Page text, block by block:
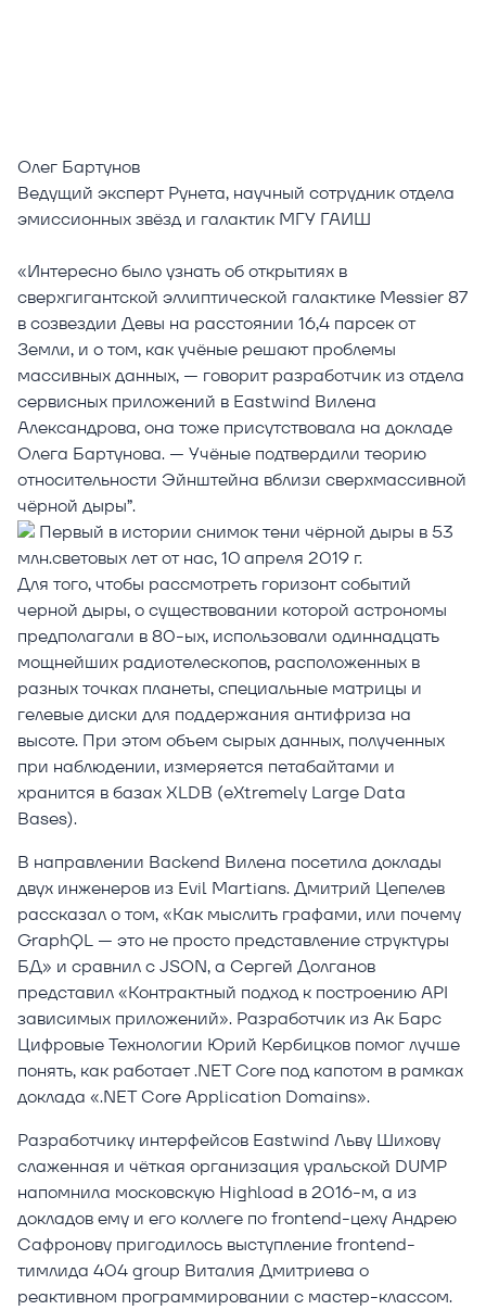
Олег Бартунов
Ведущий эксперт Рунета, научный сотрудник отдела
эмиссионных звёзд и галактик МГУ ГАИШ
«Интересно было узнать об открытиях в
сверхгигантской эллиптической галактике Messier 87
в созвездии Девы на расстоянии 16,4 парсек от
Земли, и о том, как учёные решают проблемы
массивных данных, — говорит разработчик из отдела
сервисных приложений в Eastwind Вилена
Александрова, она тоже присутствовала на докладе
Олега Бартунова. — Учёные подтвердили теорию
относительности Эйнштейна вблизи сверхмассивной
чёрной дыры”.
Первый в истории снимок тени чёрной дыры в 53
млн.световых лет от нас, 10 апреля 2019 г.
Для того, чтобы рассмотреть горизонт событий
черной дыры, о существовании которой астрономы
предполагали в 80-ых, использовали одиннадцать
мощнейших радиотелескопов, расположенных в
разных точках планеты, специальные матрицы и
гелевые диски для поддержания антифриза на
высоте. При этом объем сырых данных, полученных
при наблюдении, измеряется петабайтами и
хранится в базах XLDB (eXtremely Large Data
Bases).
В направлении Backend Вилена посетила доклады
двух инженеров из Evil Martians. Дмитрий Цепелев
рассказал о том, «Как мыслить графами, или почему
GraphQL — это не просто представление структуры
БД» и сравнил с JSON, а Сергей Долганов
представил «Контрактный подход к построению API
зависимых приложений». Разработчик из Ак Барс
Цифровые Технологии Юрий Кербицков помог лучше
понять, как работает .NET Core под капотом в рамках
доклада «.NET Core Application Domains».
Разработчику интерфейсов Eastwind Льву Шихову
слаженная и чёткая организация уральской DUMP
напомнила московскую Highload в 2016-м, а из
докладов ему и его коллеге по frontend-цеху Андрею
Сафронову пригодилось выступление frontend-
тимлида 404 group Виталия Дмитриева о
реактивном программировании с мастер-классом.